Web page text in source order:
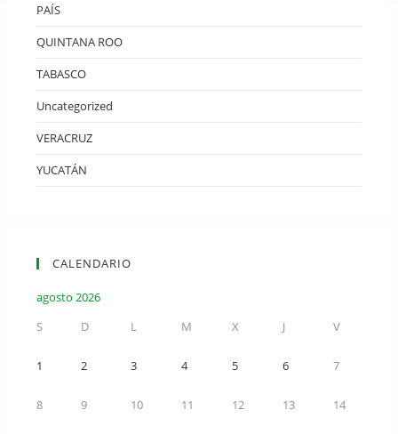
PAÍS
QUINTANA ROO
TABASCO
Uncategorized
VERACRUZ
YUCATÁN
CALENDARIO
agosto 2026
S
D L M X J V
1 2 3 4 5 6 7
8 9 10 11 12 13 14